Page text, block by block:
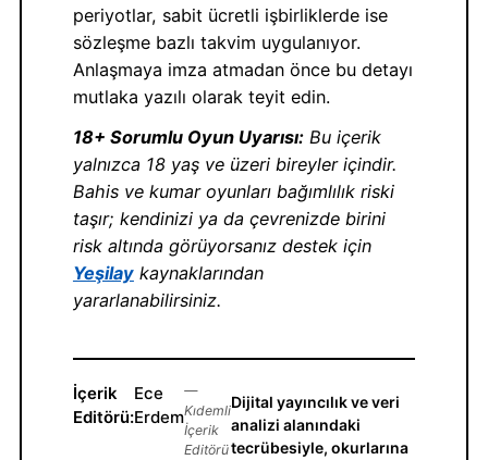
periyotlar, sabit ücretli işbirliklerde ise
sözleşme bazlı takvim uygulanıyor.
Anlaşmaya imza atmadan önce bu detayı
mutlaka yazılı olarak teyit edin.
18+ Sorumlu Oyun Uyarısı:Bu içerik
yalnızca 18 yaş ve üzeri bireyler içindir.
Bahis ve kumar oyunları bağımlılık riski
taşır; kendinizi ya da çevrenizde birini
risk altında görüyorsanız destek için
Yeşilaykaynaklarından
yararlanabilirsiniz.
İçerik
Editörü:
Ece
Erdem
—
Kıdemli
İçerik
Editörü
Dijital yayıncılık ve veri
analizi alanındaki
tecrübesiyle, okurlarına